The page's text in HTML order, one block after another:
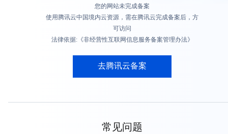
您的网站未完成备案
使用腾讯云中国境内云资源，需在腾讯云完成备案后，方
可访问
法律依据:《非经营性互联网信息服务备案管理办法》
去腾讯云备案
常见问题